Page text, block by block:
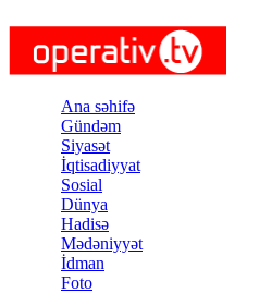
Ana səhifə
Gündəm
Siyasət
İqtisadiyyat
Sosial
Dünya
Hadisə
Mədəniyyət
İdman
Foto